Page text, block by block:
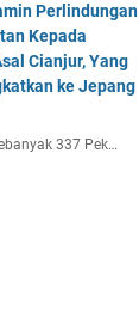
Perlindungan
Kepada
Cianjur, Yang
ke Jepang
337 Pek…